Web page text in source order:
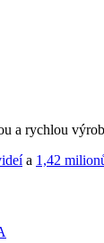
a rychlou
a 1,42